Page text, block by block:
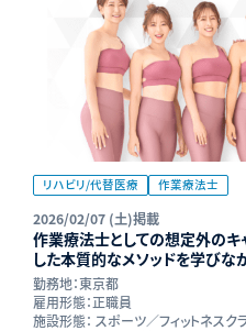
リハビリ/代替医療 作業療法士
2026/02/07 (土)掲載
作業療法士としての想定外のキ
した本質的なメソッドを学びな
収UP可能】
勤務地：東京都
雇用形態：正職員
施設形態： スポーツ／フィットネスク